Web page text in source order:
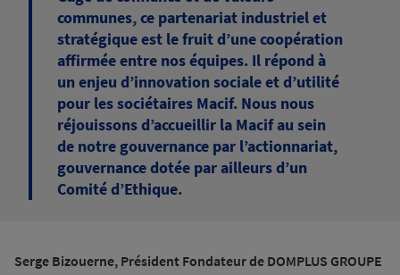
communes, ce partenariat industriel et
stratégique est le fruit d’une coopération
affirmée entre nos équipes. Il répond à
un enjeu d’innovation sociale et d’utilité
pour les sociétaires Macif. Nous nous
réjouissons d’accueillir la Macif au sein
de notre gouvernance par l’actionnariat,
gouvernance dotée par ailleurs d’un
Comité d’Ethique.
Serge Bizouerne, Président Fondateur de DOMPLUS GROUPE